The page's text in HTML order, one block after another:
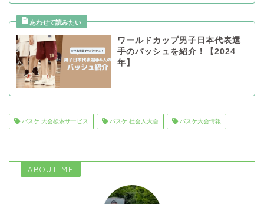
ワールドカップ男子日本代表選
手のバッシュを紹介！【2024
年】
バスケ 大会検索サービス バスケ 社会人大会 バスケ大会情報
ABOUT ME